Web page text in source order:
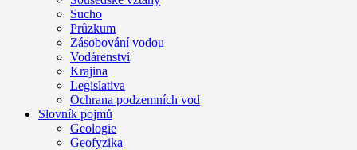
Sucho
Průzkum
Zásobování vodou
Vodárenství
Krajina
Legislativa
Ochrana podzemních vod
Slovník pojmů
Geologie
Geofyzika